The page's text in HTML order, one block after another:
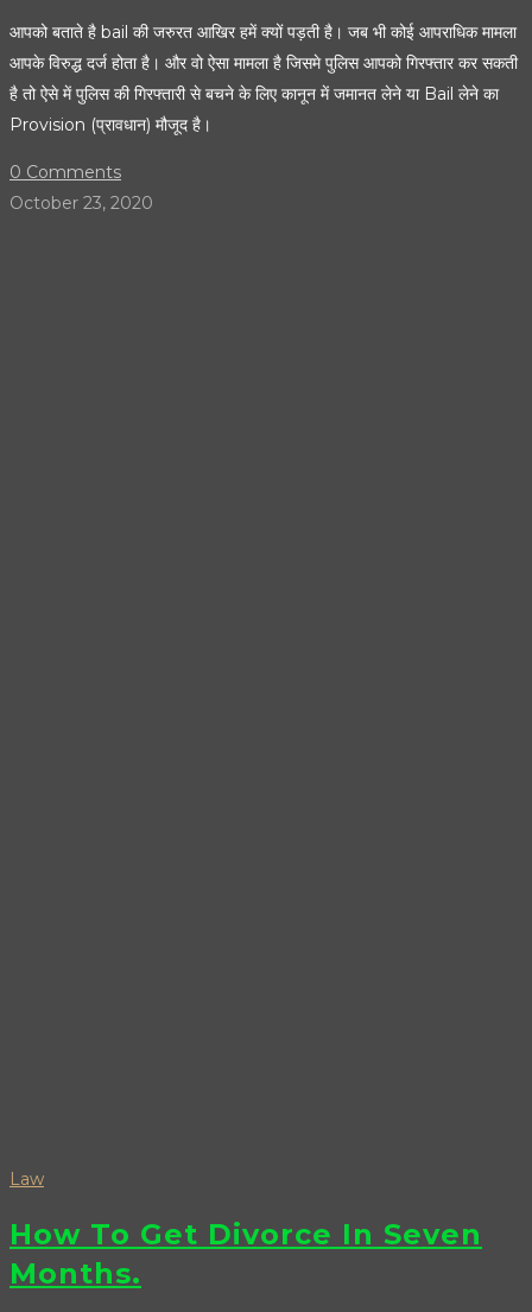
आपको बताते है bail की जरुरत आखिर हमें क्यों पड़ती है। जब भी कोई आपराधिक मामला
आपके विरुद्ध दर्ज होता है। और वो ऐसा मामला है जिसमे पुलिस आपको गिरफ्तार कर सकती
है तो ऐसे में पुलिस की गिरफ्तारी से बचने के लिए कानून में जमानत लेने या Bail लेने का
Provision (प्रावधान) मौजूद है।
0 Comments
October 23, 2020
Law
How To Get Divorce In Seven
Months.